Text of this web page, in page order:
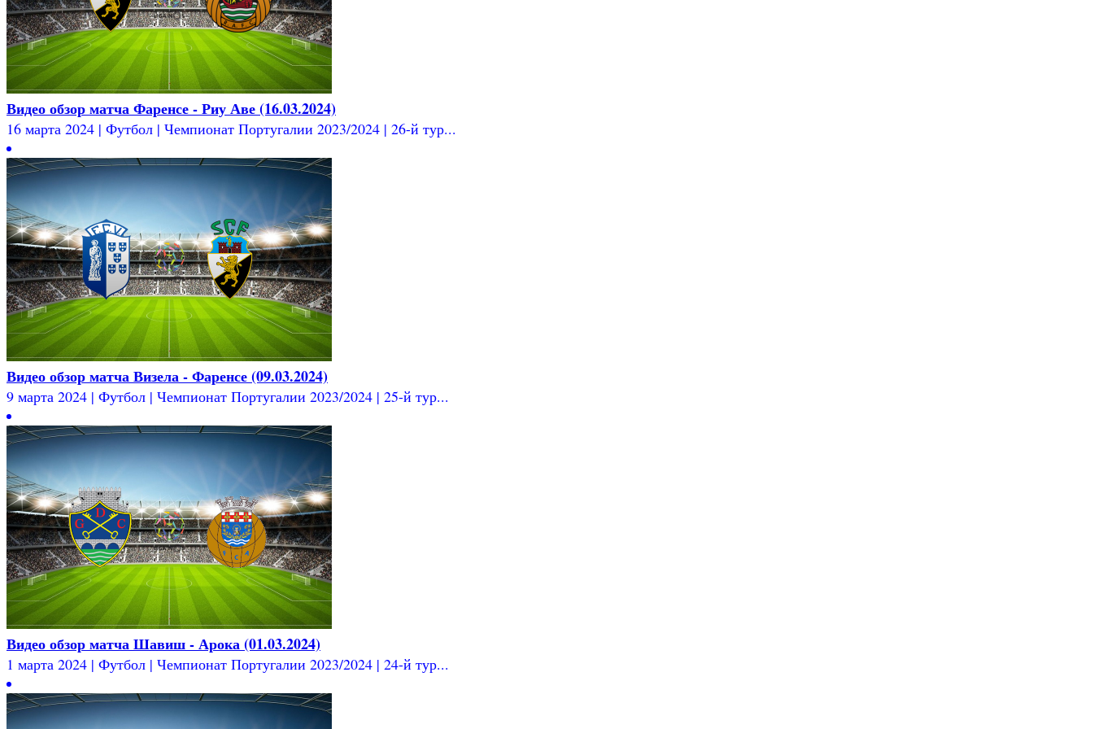
Видео обзор матча Фаренсе - Риу Аве (16.03.2024)
16 марта 2024 | Футбол | Чемпионат Португалии 2023/2024 | 26-й тур...
Видео обзор матча Визела - Фаренсе (09.03.2024)
9 марта 2024 | Футбол | Чемпионат Португалии 2023/2024 | 25-й тур...
Видео обзор матча Шавиш - Арока (01.03.2024)
1 марта 2024 | Футбол | Чемпионат Португалии 2023/2024 | 24-й тур...